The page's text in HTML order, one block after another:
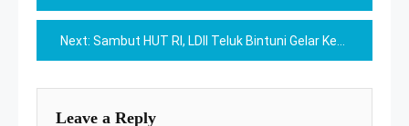
navigation
Next: Sambut HUT RI, LDII Teluk Bintuni Gelar Kerja Bakti di Masjid
Leave a Reply